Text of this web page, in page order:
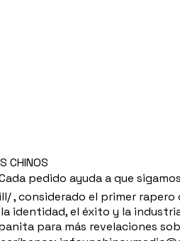
CHINOS
pedido ayuda a que
el primer rapero
el éxito y la
para más revelaciones